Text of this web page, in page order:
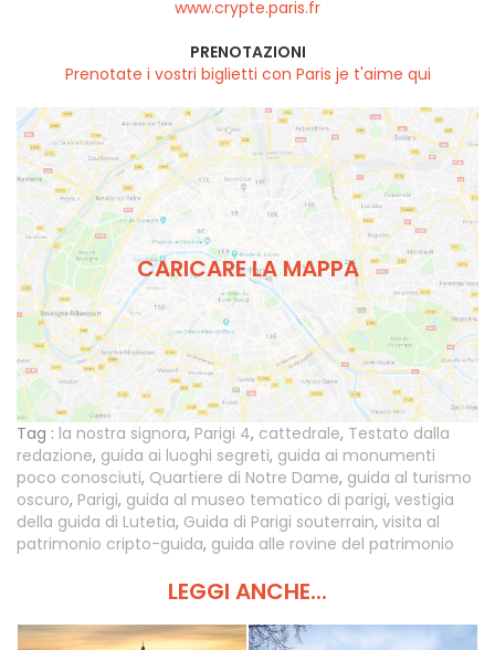
www.crypte.paris.fr
PRENOTAZIONI
Prenotate i vostri biglietti con Paris je t'aime qui
CARICARE LA MAPPA
Tag : la nostra signora, Parigi 4, cattedrale, Testato dalla
redazione, guida ai luoghi segreti, guida ai monumenti
poco conosciuti, Quartiere di Notre Dame, guida al turismo
oscuro, Parigi, guida al museo tematico di parigi, vestigia
della guida di Lutetia, Guida di Parigi souterrain, visita al
patrimonio cripto-guida, guida alle rovine del patrimonio
LEGGI ANCHE...